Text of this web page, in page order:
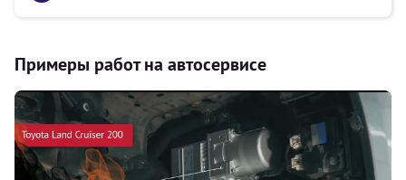
Примеры работ на автосервисе